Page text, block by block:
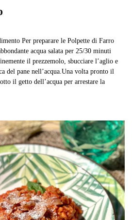
Per preparare le Polpette di Farro
acqua salata per 25/30 minuti
il prezzemolo, sbucciare l’aglio e
del pane nell’acqua.Una volta pronto il
il getto dell’acqua per arrestare la